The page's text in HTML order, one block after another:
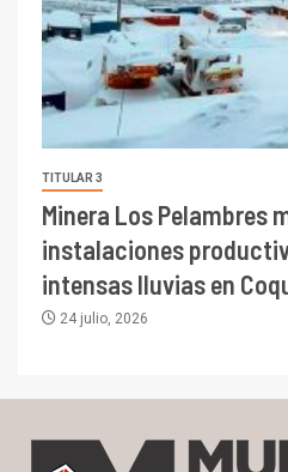
TITULAR 3
Minera Los Pelambres
instalaciones
intensas lluvias en
24 julio, 2026